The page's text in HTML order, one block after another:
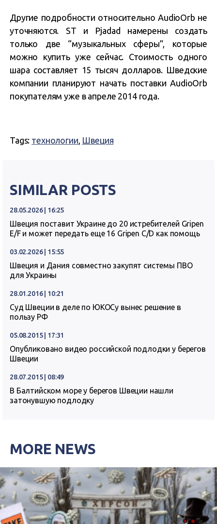
Другие подробности относительно AudioOrb не
уточняются. ST и Pjadad намерены создать
только две “музыкальных сферы”, которые
можно купить уже сейчас. Стоимость одного
шара составляет 15 тысяч долларов. Шведские
компании планируют начать поставки AudioOrb
покупателям уже в апреле 2014 года.
Tags: технологии, Швеция
SIMILAR POSTS
28.05.2026 | 16:25
Швеция поставит Украине до 20 истребителей Gripen
E/F и может передать еще 16 Gripen C/D как помощь
03.02.2026 | 15:55
Швеция и Дания совместно закупят системы ПВО
для Украины
28.01.2016 | 10:21
Суд Швеции в деле по ЮКОСу вынес решение в
пользу РФ
05.08.2015 | 17:31
Опубликовано видео российской подлодки у берегов
Швеции
28.07.2015 | 08:49
В Балтийском море у берегов Швеции нашли
затонувшую подлодку
MORE NEWS